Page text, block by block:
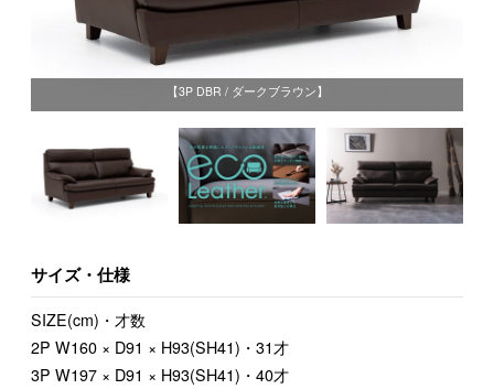
【3P DBR / ダークブラウン】
サイズ・仕様
SIZE(cm)・才数
2P W160 × D91 × H93(SH41)・31才
3P W197 × D91 × H93(SH41)・40才